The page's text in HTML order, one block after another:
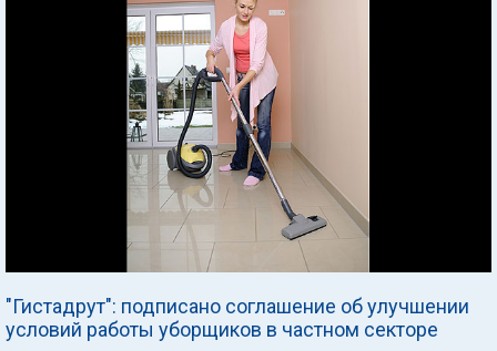
"Гистадрут": подписано соглашение об улучшении
условий работы уборщиков в частном секторе